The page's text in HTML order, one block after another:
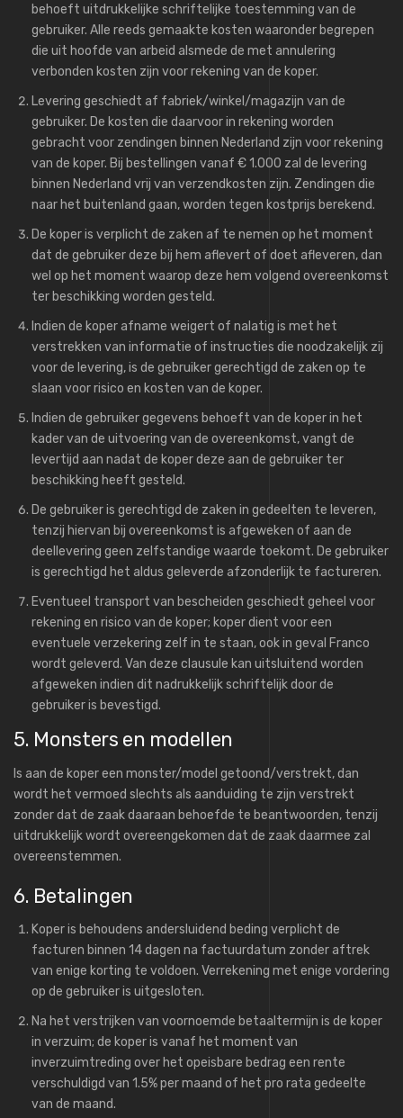
behoeft uitdrukkelijke schriftelijke toestemming van de
gebruiker. Alle reeds gemaakte kosten waaronder begrepen
die uit hoofde van arbeid alsmede de met annulering
verbonden kosten zijn voor rekening van de koper.
Levering geschiedt af fabriek/winkel/magazijn van de
gebruiker. De kosten die daarvoor in rekening worden
gebracht voor zendingen binnen Nederland zijn voor rekening
van de koper. Bij bestellingen vanaf € 1.000 zal de levering
binnen Nederland vrij van verzendkosten zijn. Zendingen die
naar het buitenland gaan, worden tegen kostprijs berekend.
De koper is verplicht de zaken af te nemen op het moment
dat de gebruiker deze bij hem aflevert of doet afleveren, dan
wel op het moment waarop deze hem volgend overeenkomst
ter beschikking worden gesteld.
Indien de koper afname weigert of nalatig is met het
verstrekken van informatie of instructies die noodzakelijk zij
voor de levering, is de gebruiker gerechtigd de zaken op te
slaan voor risico en kosten van de koper.
Indien de gebruiker gegevens behoeft van de koper in het
kader van de uitvoering van de overeenkomst, vangt de
levertijd aan nadat de koper deze aan de gebruiker ter
beschikking heeft gesteld.
De gebruiker is gerechtigd de zaken in gedeelten te leveren,
tenzij hiervan bij overeenkomst is afgeweken of aan de
deellevering geen zelfstandige waarde toekomt. De gebruiker
is gerechtigd het aldus geleverde afzonderlijk te factureren.
Eventueel transport van bescheiden geschiedt geheel voor
rekening en risico van de koper; koper dient voor een
eventuele verzekering zelf in te staan, ook in geval Franco
wordt geleverd. Van deze clausule kan uitsluitend worden
afgeweken indien dit nadrukkelijk schriftelijk door de
gebruiker is bevestigd.
5. Monsters en modellen
Is aan de koper een monster/model getoond/verstrekt, dan
wordt het vermoed slechts als aanduiding te zijn verstrekt
zonder dat de zaak daaraan behoefde te beantwoorden, tenzij
uitdrukkelijk wordt overeengekomen dat de zaak daarmee zal
overeenstemmen.
6. Betalingen
Koper is behoudens andersluidend beding verplicht de
facturen binnen 14 dagen na factuurdatum zonder aftrek
van enige korting te voldoen. Verrekening met enige vordering
op de gebruiker is uitgesloten.
Na het verstrijken van voornoemde betaaltermijn is de koper
in verzuim; de koper is vanaf het moment van
inverzuimtreding over het opeisbare bedrag een rente
verschuldigd van 1.5% per maand of het pro rata gedeelte
van de maand.